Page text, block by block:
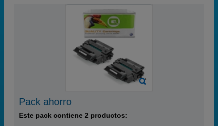
Pack ahorro
Este pack contiene 2 productos: